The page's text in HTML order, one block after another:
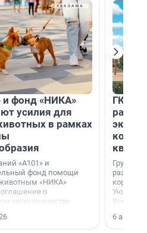
и фонд «НИКА»
усилия для
в рамках
«А101» и
фонд помощи
«НИКА»
о
сотрудничестве.
ГК
Группа
корпуса
Уютный
6